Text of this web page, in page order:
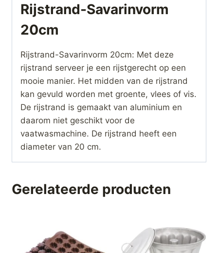
Rijstrand-Savarinvorm
20cm
Rijstrand-Savarinvorm 20cm: Met deze
rijstrand serveer je een rijstgerecht op een
mooie manier. Het midden van de rijstrand
kan gevuld worden met groente, vlees of vis.
De rijstrand is gemaakt van aluminium en
daarom niet geschikt voor de
vaatwasmachine. De rijstrand heeft een
diameter van 20 cm.
Gerelateerde producten